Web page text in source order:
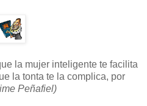
la mujer inteligente te facilita
la tonta te la complica, por
Peñafiel)